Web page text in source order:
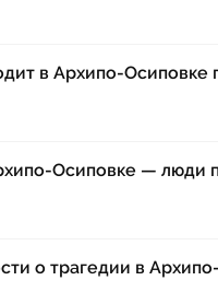
в Архипо-
Осиповке — люди
о трагедии в